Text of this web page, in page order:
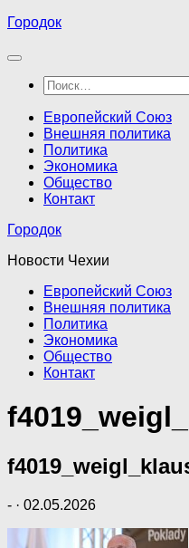
Перейти
содержимому
Городок
Найти:
Европейский Союз
Внешняя политика
Политика
Экономика
Общество
Контакт
Городок
Новости Чехии
Европейский Союз
Внешняя политика
Политика
Экономика
Общество
Контакт
- · 02.05.2026